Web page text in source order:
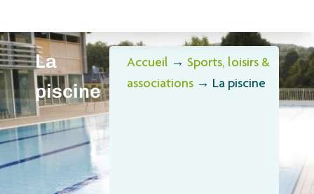
La
piscine
Accueil →Sports, loisirs &
associations → La piscine